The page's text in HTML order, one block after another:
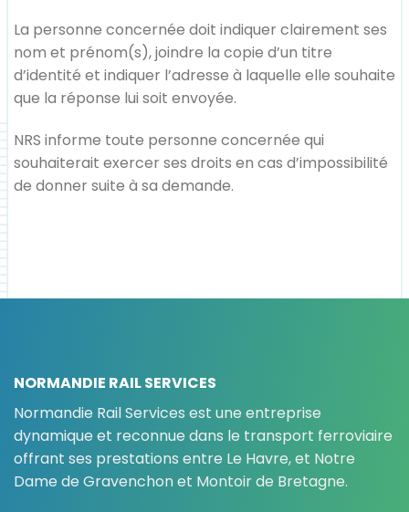
La personne concernée doit indiquer clairement ses
nom et prénom(s), joindre la copie d’un titre
d’identité et indiquer l’adresse à laquelle elle souhaite
que la réponse lui soit envoyée.
NRS informe toute personne concernée qui
souhaiterait exercer ses droits en cas d’impossibilité
de donner suite à sa demande.
NORMANDIE RAIL SERVICES
Normandie Rail Services est une entreprise
dynamique et reconnue dans le transport ferroviaire
offrant ses prestations entre Le Havre, et Notre
Dame de Gravenchon et Montoir de Bretagne.